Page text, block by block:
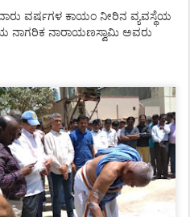
ವರ್ಷಗಳ ಕಾಯಂ ನೀರಿನ ವ್ಯವಸ್ಥೆಯ
ನಾರಾಯಣಸ್ವಾಮಿ ಅವರು